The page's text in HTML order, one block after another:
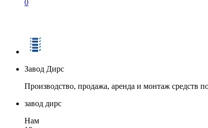
0
Завод Дирс
Производство, продажа, аренда и монтаж средств
завод дирс
Нам